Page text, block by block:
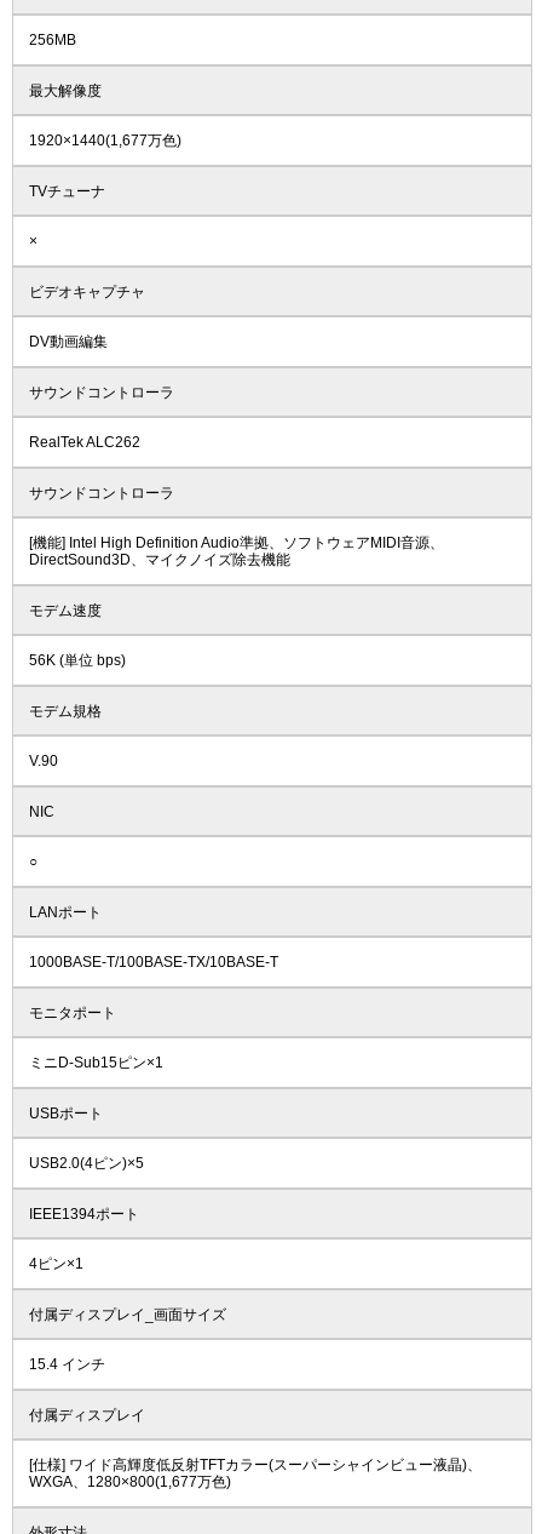
256MB
最大解像度
1920×1440(1,677万色)
TVチューナ
×
ビデオキャプチャ
DV動画編集
サウンドコントローラ
RealTek ALC262
サウンドコントローラ
[機能] Intel High Definition Audio準拠、ソフトウェアMIDI音源、
DirectSound3D、マイクノイズ除去機能
モデム速度
56K (単位 bps)
モデム規格
V.90
NIC
○
LANポート
1000BASE-T/100BASE-TX/10BASE-T
モニタポート
ミニD-Sub15ピン×1
USBポート
USB2.0(4ピン)×5
IEEE1394ポート
4ピン×1
付属ディスプレイ_画面サイズ
15.4 インチ
付属ディスプレイ
[仕様] ワイド高輝度低反射TFTカラー(スーパーシャインビュー液晶)、
WXGA、1280×800(1,677万色)